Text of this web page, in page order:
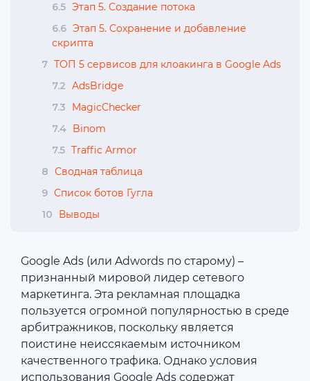
6.5 Этап 5. Создание потока
6.6 Этап 5. Сохранение и добавление
скрипта
7 ТОП 5 сервисов для клоакинга в Google Ads
7.2 AdsBridge
7.3
MagicChecker
7.4 Binom
7.5 Traffic Armor
8 Сводная таблица
9 Список ботов Гугла
10
Выводы
Google Ads (или Adwords по старому) –
признанный мировой лидер сетевого
маркетинга. Эта рекламная площадка
пользуется огромной популярностью в среде
арбитражников, поскольку является
поистине неиссякаемым источником
качественного трафика. Однако условия
использования Google Ads содержат